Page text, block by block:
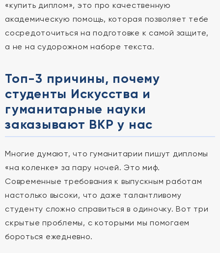
«купить диплом», это про качественную
академическую помощь, которая позволяет тебе
сосредоточиться на подготовке к самой защите,
а не на судорожном наборе текста.
Топ-3 причины, почему
студенты Искусства и
гуманитарные науки
заказывают ВКР у нас
Многие думают, что гуманитарии пишут дипломы
«на коленке» за пару ночей. Это миф.
Современные требования к выпускным работам
настолько высоки, что даже талантливому
студенту сложно справиться в одиночку. Вот три
скрытые проблемы, с которыми мы помогаем
бороться ежедневно.